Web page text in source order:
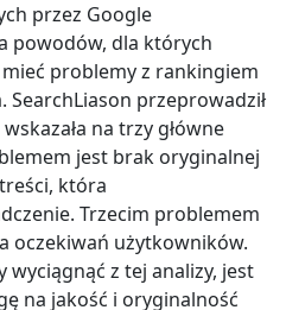
przez Google
powodów, dla których
problemy z rankingiem
przeprowadził
na trzy główne
jest brak oryginalnej
która
Trzecim problemem
oczekiwań użytkowników.
z tej analizy, jest
na jakość i oryginalność